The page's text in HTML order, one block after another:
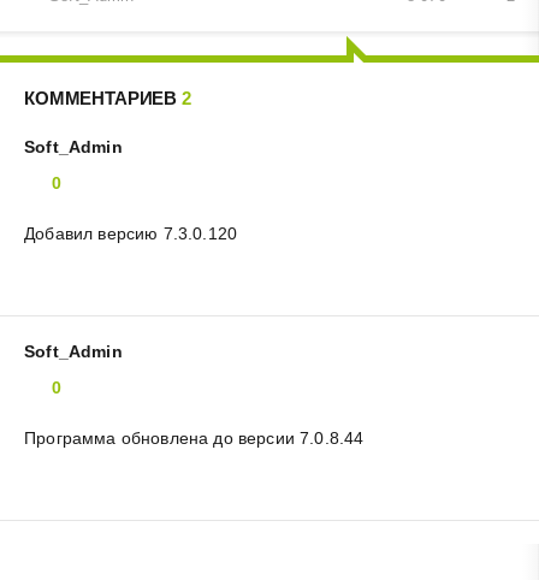
КОММЕНТАРИЕВ 2
Soft_Admin
0
Добавил версию 7.3.0.120
Soft_Admin
0
Программа обновлена до версии 7.0.8.44